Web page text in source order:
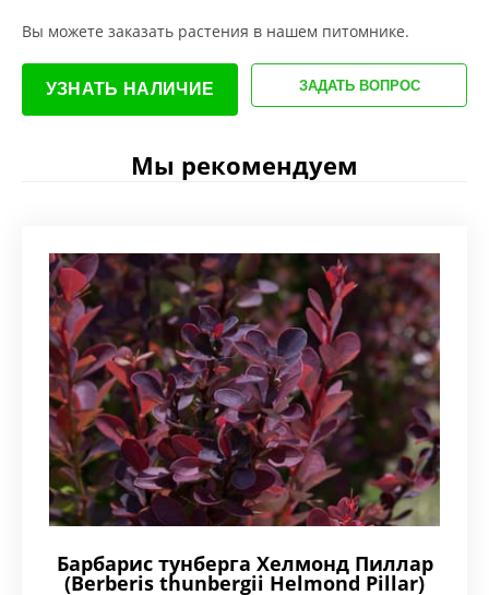
Вы можете заказать растения в нашем питомнике.
УЗНАТЬ НАЛИЧИЕ ЗАДАТЬ ВОПРОС
Мы рекомендуем
Барбарис тунберга Хелмонд Пиллар
(Berberis thunbergii Helmond Pillar)